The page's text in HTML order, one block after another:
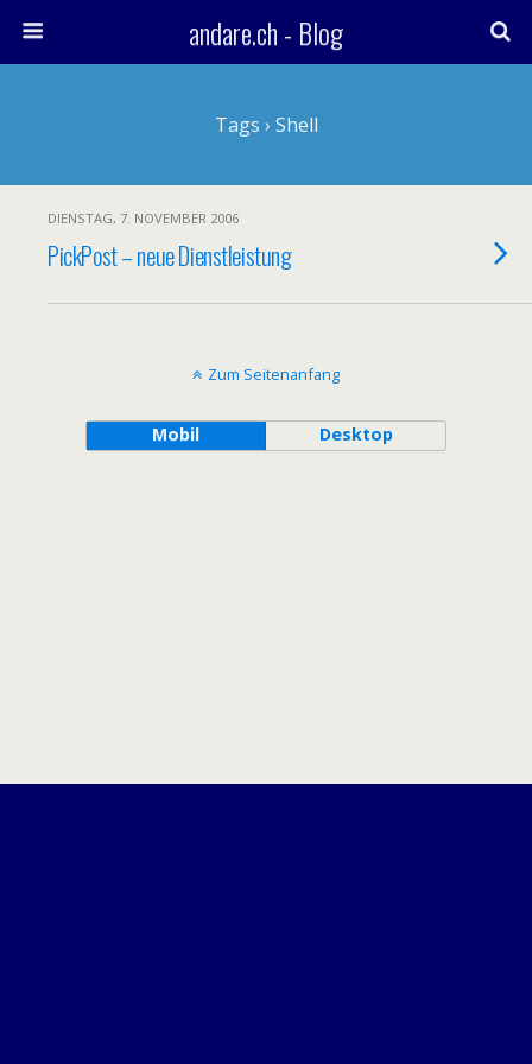
andare.ch - Blog
Tags › Shell
DIENSTAG, 7. NOVEMBER 2006
PickPost – neue Dienstleistung
Zum Seitenanfang
Mobil Desktop